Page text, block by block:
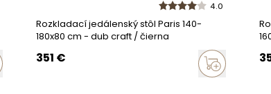
4.0
Rozkladací jedálenský stôl Paris 140-
180x80 cm - dub craft / čierna
351 €